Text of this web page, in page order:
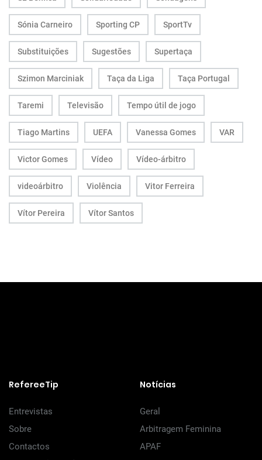
Sónia Carneiro Sporting CP SportTv
Substituições Sugestões Supertaça
Szimon Marciniak Taça da Liga Taça Portugal
Taremi Televisão Tempo útil de jogo
Tiago Martins UEFA Vanessa Gomes VAR
Victor Gomes Vídeo Vídeo-árbitro
videoárbitro Violência Vitor Ferreira
Vítor Pereira Vítor Santos
RefereeTip
Entrevistas
Sobre
Contactos
Notícias
Geral
Arbitragem Feminina
APAF